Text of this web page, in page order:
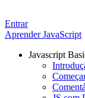
Entrar
Aprender JavaScript
Javascript